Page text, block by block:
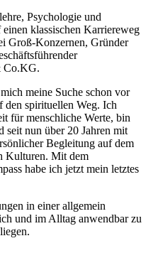
Psychologie und
klassischen Karriereweg
Groß-Konzernen, Gründer
Co.KG.
meine Suche schon vor
den spirituellen Weg. Ich
für menschliche Werte, bin
seit nun über 20 Jahren mit
Begleitung auf dem
Kulturen. Mit dem
habe ich jetzt mein letztes
in einer allgemein
und im Alltag anwendbar zu